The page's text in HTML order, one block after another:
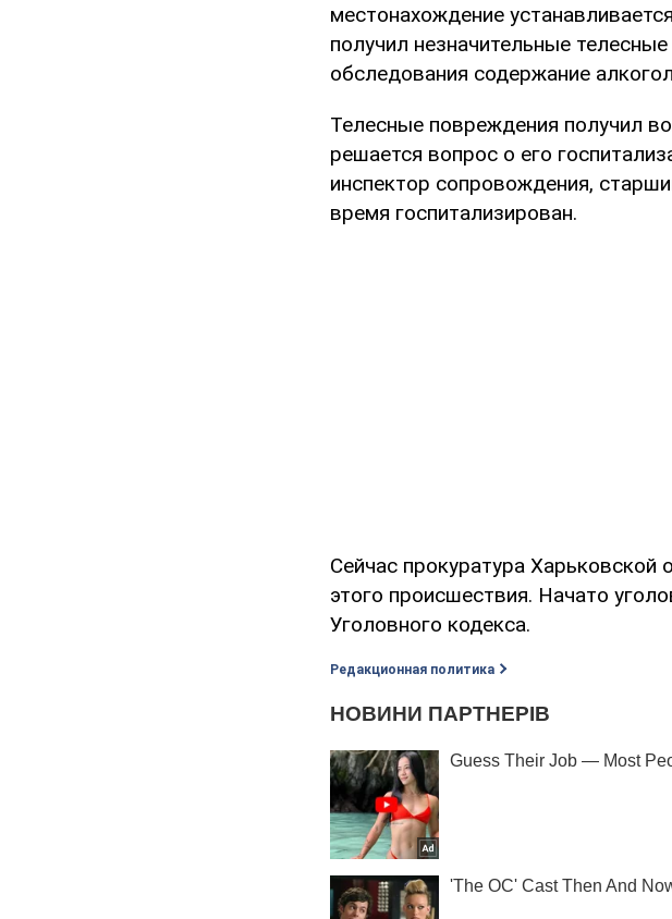
местонахождение
получил незначительные
обследования содержание
Телесные повреждения получил
решается вопрос о его
инспектор сопровождения,
время госпитализирован.
Сейчас прокуратура Харьковской
этого происшествия. Начато
Уголовного кодекса.
Редакционная политика